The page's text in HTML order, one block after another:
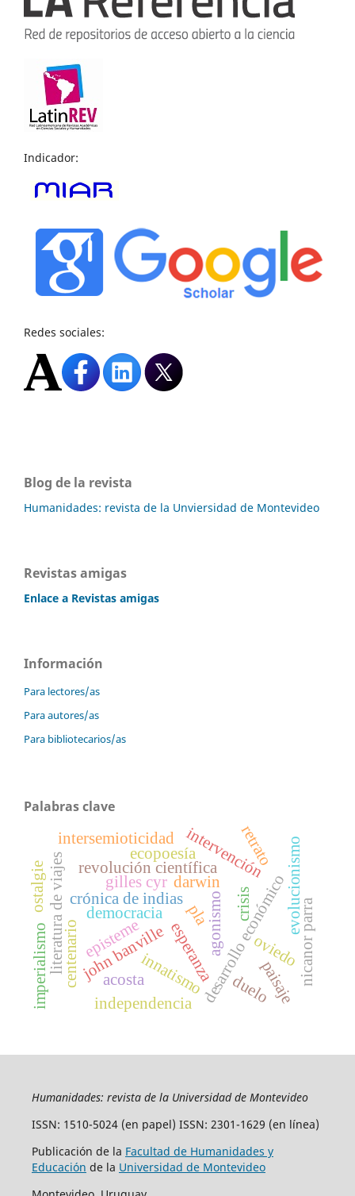
Indicador:
Redes sociales:
Blog de la revista
Humanidades: revista de la Unviersidad de Montevideo
Revistas amigas
Enlace a Revistas amigas
Información
Para lectores/as
Para autores/as
Para bibliotecarios/as
Palabras clave
esperanza
crónica de indias
democracia desarrollo económico
gilles cyr
revolución científica
john banville
episteme
innatismo
darwin
oviedo
intervención
acosta
evolucionismo
nicanor parra
ecopoesía
agonismo crisis
intersemioticidad
independencia
retrato
pla
literatura de viajes
paisaje
centenario
imperialismo
ostalgie
duelo
Humanidades: revista de la Universidad de Montevideo
ISSN: 1510-5024 (en papel) ISSN: 2301-1629 (en línea)
Publicación de la Facultad de Humanidades y
Educación de la Universidad de Montevideo